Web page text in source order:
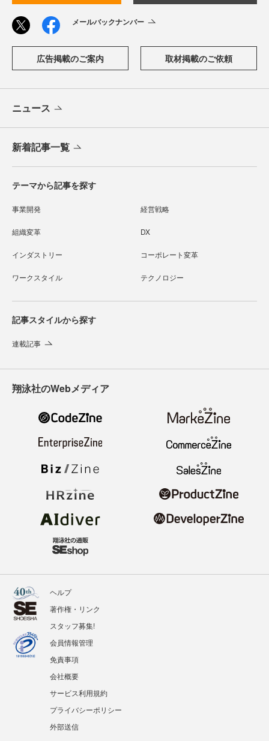
メールバックナンバー
広告掲載のご案内 取材掲載のご依頼
ニュース
新着記事一覧
テーマから記事を探す
事業開発 経営戦略
組織変革 DX
インダストリー コーポレート変革
ワークスタイル テクノロジー
記事スタイルから探す
連載記事
翔泳社のWebメディア
ヘルプ
著作権・リンク
スタッフ募集!
会員情報管理
免責事項
会社概要
サービス利用規約
プライバシーポリシー
外部送信